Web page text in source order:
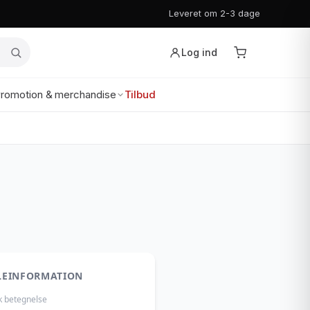
Leveret om 2-3 dage
Log ind
& merchandise Tilbud
betegnelse